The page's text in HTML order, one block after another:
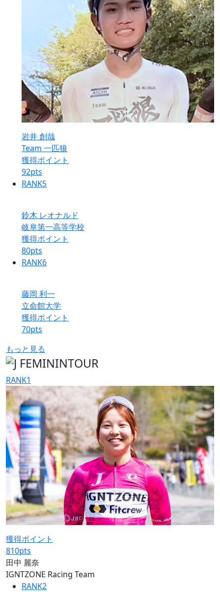
岩井 創哉
Team 一匹狼
獲得ポイント
92pts
RANK5
鈴木 レオナルド
岐阜第一高等学校
獲得ポイント
80pts
RANK6
藤岡 利一
立命館大学
獲得ポイント
70pts
もっと見る
RANK1
獲得ポイント
810pts
田中 麗奈
IGNTZONE Racing Team
RANK2